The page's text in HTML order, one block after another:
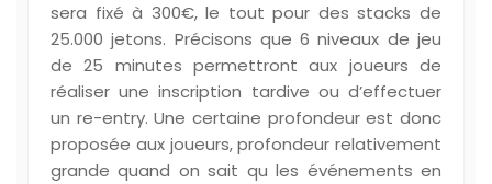
sera fixé à 300€, le tout pour des stacks de
25.000 jetons. Précisons que 6 niveaux de jeu
de 25 minutes permettront aux joueurs de
réaliser une inscription tardive ou d’effectuer
un re-entry. Une certaine profondeur est donc
proposée aux joueurs, profondeur relativement
grande quand on sait qu les événements en